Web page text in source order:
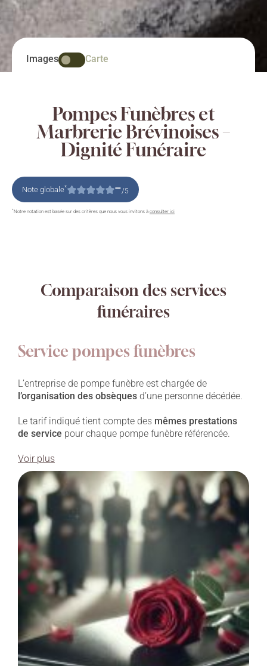
Images Carte
Pompes Funèbres et
Marbrerie Brévinoises –
Dignité Funéraire
Note globale* –/5
*Notre notation est basée sur des critères que nous vous invitons à consulter ici
Comparaison des services
funéraires
Service pompes funèbres
L’entreprise de pompe funèbre est chargée de
l’organisation des obsèques d’une personne décédée.
Le tarif indiqué tient compte des mêmes prestations
de service pour chaque pompe funèbre référencée.
Voir plus